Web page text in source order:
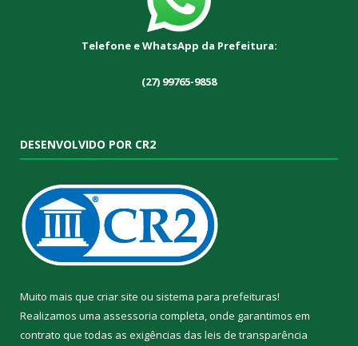
Telefone e WhatsApp da Prefeitura:
(27) 99765-9858
DESENVOLVIDO POR CR2
Muito mais que criar site ou sistema para prefeituras!
Realizamos uma assessoria completa, onde garantimos em
contrato que todas as exigências das leis de transparência